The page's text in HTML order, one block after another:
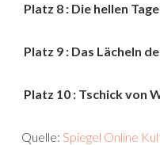
Platz 8 : Die hellen
Platz 9 : Das Lächeln
Platz 10 : Tschick von
Quelle: Spiegel Online